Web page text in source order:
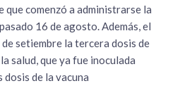
que comenzó a administrarse la
16 de agosto. Además, el
setiembre la tercera dosis de
salud, que ya fue inoculada
dosis de la vacuna